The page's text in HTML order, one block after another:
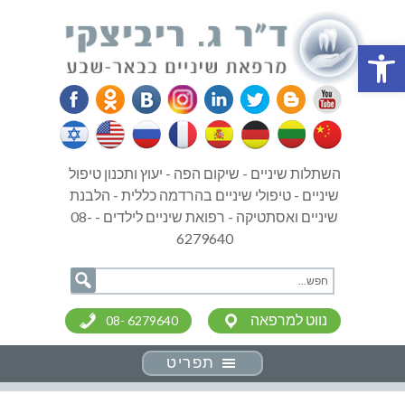
פתח סרגל נגישות
השתלות שיניים - שיקום הפה - יעוץ ותכנון טיפול
שיניים - טיפולי שיניים בהרדמה כללית - הלבנת
שיניים ואסתטיקה - רפואת שיניים לילדים - 08-
6279640
08- 6279640 נווט למרפאה
תפריט